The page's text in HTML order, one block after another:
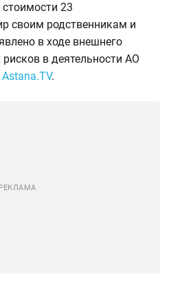
23
своим родственникам и
в ходе внешнего
в деятельности АО
Astana.TV.